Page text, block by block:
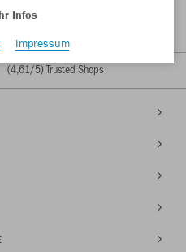
(4,61/5) Trusted Shops
Infos
Impressum